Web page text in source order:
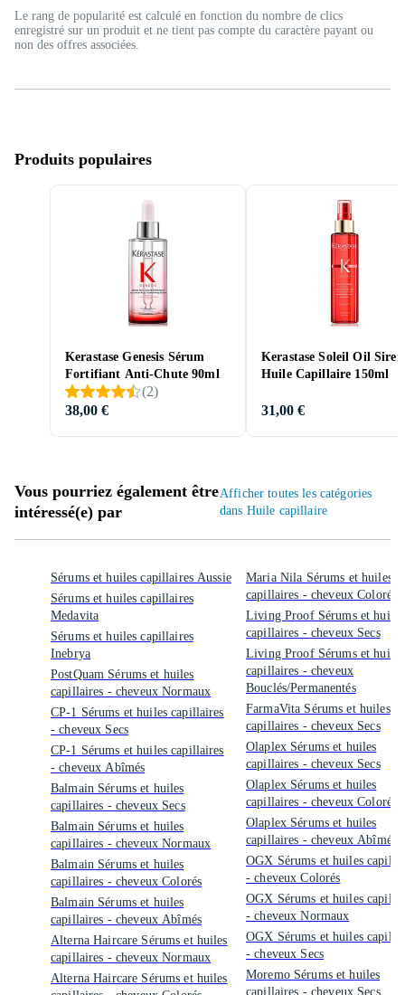
Le rang de popularité est calculé en fonction du nombre de clics
enregistré sur un produit et ne tient pas compte du caractère payant ou
non des offres associées.
Produits populaires
Kerastase Genesis Sérum
Fortifiant Anti-Chute 90ml
(2)
38,00 €
Kerastase Soleil Oil
Huile Capillaire 150ml
31,00 €
Vous pourriez également être
intéressé(e) par
Afficher toutes les catégories
dans Huile capillaire
Sérums et huiles capillaires Aussie
Sérums et huiles capillaires
Medavita
Sérums et huiles capillaires
Inebrya
PostQuam Sérums et huiles
capillaires - cheveux Normaux
CP-1 Sérums et huiles capillaires
- cheveux Secs
CP-1 Sérums et huiles capillaires
- cheveux Abîmés
Balmain Sérums et huiles
capillaires - cheveux Secs
Balmain Sérums et huiles
capillaires - cheveux Normaux
Balmain Sérums et huiles
capillaires - cheveux Colorés
Balmain Sérums et huiles
capillaires - cheveux Abîmés
Alterna Haircare Sérums et huiles
capillaires - cheveux Normaux
Alterna Haircare Sérums et huiles
Maria Nila Sérums et huiles
capillaires - cheveux Colorés
Living Proof Sérums et huiles
capillaires - cheveux Secs
Living Proof Sérums et huiles
capillaires - cheveux
Bouclés/Permanentés
FarmaVita Sérums et huiles
capillaires - cheveux Secs
Olaplex Sérums et huiles
capillaires - cheveux Secs
Olaplex Sérums et huiles
capillaires - cheveux Colorés
Olaplex Sérums et huiles
capillaires - cheveux Abîmés
OGX Sérums et huiles
- cheveux Colorés
OGX Sérums et huiles
- cheveux Normaux
OGX Sérums et huiles
- cheveux Secs
Moremo Sérums et huiles
capillaires - cheveux Secs